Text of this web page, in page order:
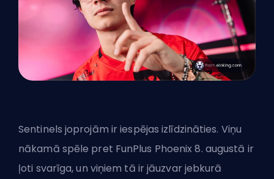
Sentinels joprojām ir iespējas izlīdzināties. Viņu
nākamā spēle pret FunPlus Phoenix 8. augustā ir
ļoti svarīga, un viņiem tā ir jāuzvar jebkurā